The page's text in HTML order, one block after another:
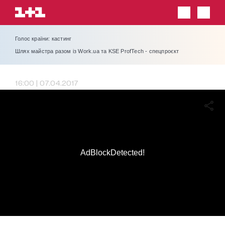
Голос країни: кастинг
Шлях майстра разом із Work.ua та KSE ProfTech - спецпроєкт
16:00 | 07.04.2017
AdBlockDetected!